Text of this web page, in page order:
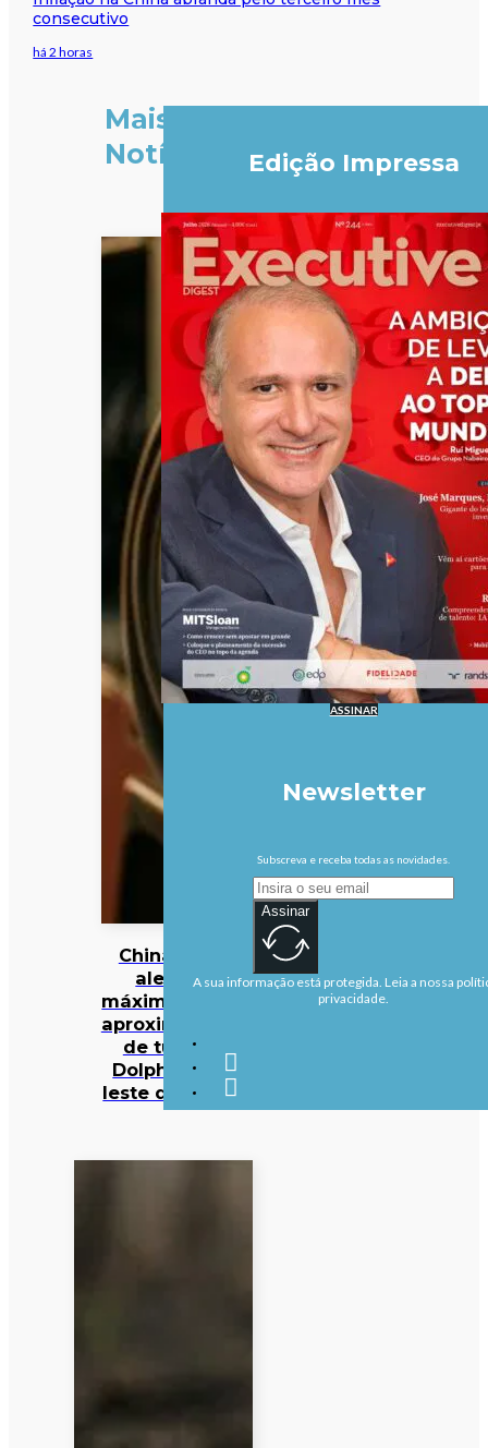
consecutivo
há 2 horas
Mais
Notícias
China em
alerta
máximo com
aproximação
de tufão
Dolphin ao
leste do país
Edição Impressa
ASSINAR
Newsletter
Subscreva e receba todas as novidades.
Assinar
A sua informação está protegida. Leia a nossa
privacidade.